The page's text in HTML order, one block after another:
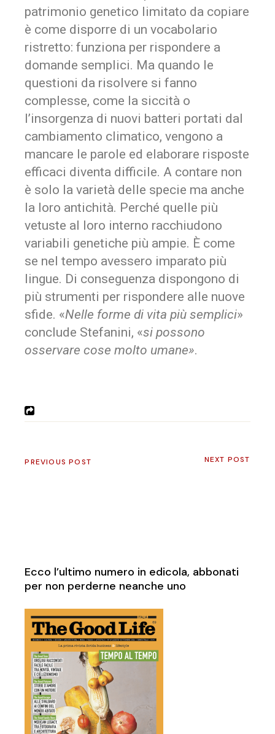
patrimonio genetico limitato da copiare
è come disporre di un vocabolario
ristretto: funziona per rispondere a
domande semplici. Ma quando le
questioni da risolvere si fanno
complesse, come la siccità o
l’insorgenza di nuovi batteri portati dal
cambiamento climatico, vengono a
mancare le parole ed elaborare risposte
efficaci diventa difficile. A contare non
è solo la varietà delle specie ma anche
la loro antichità. Perché quelle più
vetuste al loro interno racchiudono
variabili genetiche più ampie. È come
se nel tempo avessero imparato più
lingue. Di conseguenza dispongono di
più strumenti per rispondere alle nuove
sfide. «Nelle forme di vita più semplici»
conclude Stefanini, «si possono
osservare cose molto umane».
PREVIOUS POST NEXT POST
Ecco l’ultimo numero in edicola, abbonati
per non perderne neanche uno